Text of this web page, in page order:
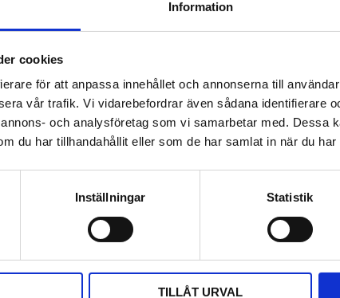
Information
cookies
för att anpassa innehållet och annonserna till
vår trafik. Vi vidarebefordrar även sådana identifierare
och analysföretag som vi samarbetar med. Dessa
du har tillhandahållit eller som de har samlat in när du
Inställningar Statistik
TILLÅT URVAL
c
e
b
i
t
t
n
k
e
n
t